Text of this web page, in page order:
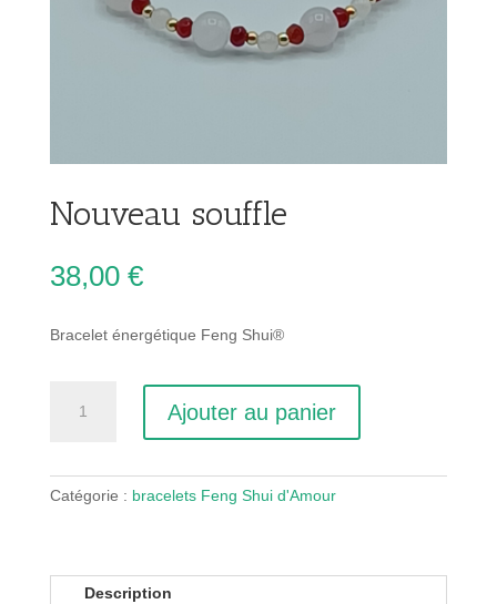
Nouveau souffle
38,00 €
Bracelet énergétique Feng Shui®
Ajouter au panier
Catégorie : bracelets Feng Shui d'Amour
Description